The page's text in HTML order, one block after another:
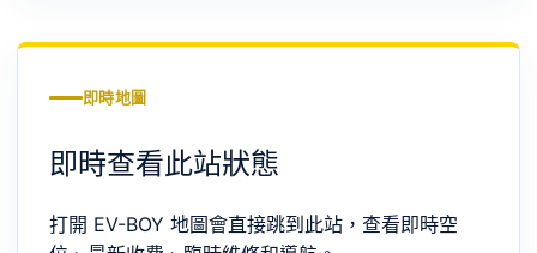
即時地圖
即時查看此站狀態
打開 EV-BOY 地圖會直接跳到此站，查看即時空